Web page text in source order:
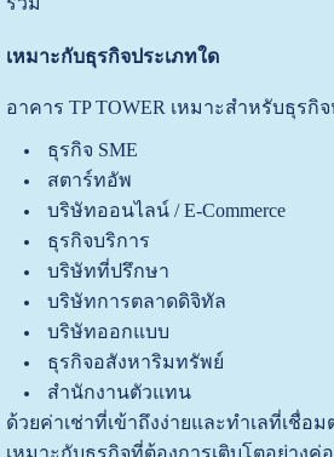
เหมาะกับธุรกิจประเภทใด
อาคาร TP TOWER เหมาะสำหรับธุรกิ
ธุรกิจ SME
สตาร์ทอัพ
บริษัทออนไลน์ / E-Commerce
ธุรกิจบริการ
บริษัทที่ปรึกษา
บริษัทการตลาดดิจิทัล
บริษัทออกแบบ
ธุรกิจอสังหาริมทรัพย์
สำนักงานตัวแทน
ด้วยค่าเช่าที่เข้าถึงง่ายและทำเลที่เชื่อ